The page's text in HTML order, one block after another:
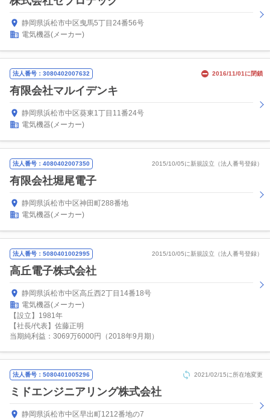
静岡県浜松市中区曳馬5丁目24番56号
電気機器(メーカー)
法人番号：3080402007632 2016/11/01に閉鎖
有限会社マルイデンキ
静岡県浜松市中区葵東1丁目11番24号
電気機器(メーカー)
法人番号：4080402007350 2015/10/05に新規設立（法人番号登録）
有限会社堀尾電子
静岡県浜松市中区神田町288番地
電気機器(メーカー)
法人番号：5080401002995 2015/10/05に新規設立（法人番号登録）
高丘電子株式会社
静岡県浜松市中区高丘西2丁目14番18号
電気機器(メーカー)
【設立】1981年
【社長/代表】佐藤正明
当期純利益：3069万6000円（2018年9月期）
法人番号：5080401005296 2021/02/15に所在地変更
ミドエンジニアリング株式会社
静岡県浜松市中区早出町1212番地の7